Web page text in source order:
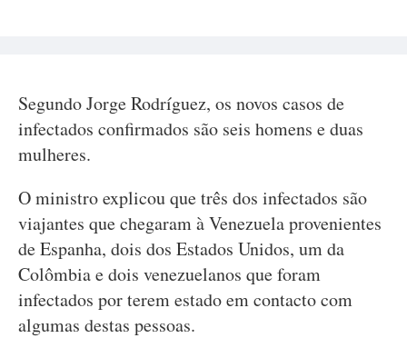
Segundo Jorge Rodríguez, os novos casos de
infectados confirmados são seis homens e duas
mulheres.
O ministro explicou que três dos infectados são
viajantes que chegaram à Venezuela provenientes
de Espanha, dois dos Estados Unidos, um da
Colômbia e dois venezuelanos que foram
infectados por terem estado em contacto com
algumas destas pessoas.